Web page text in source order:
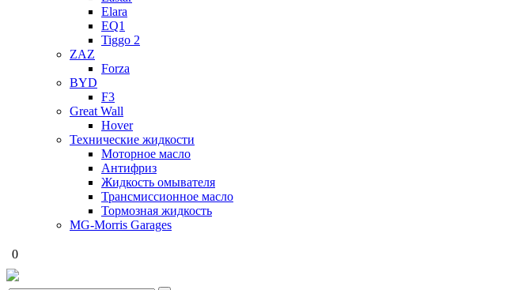
Elara
EQ1
Tiggo 2
ZAZ
Forza
BYD
F3
Great Wall
Hover
Технические жидкости
Моторное масло
Антифриз
Жидкость омывателя
Трансмиссионное масло
Тормозная жидкость
MG-Morris Garages
0